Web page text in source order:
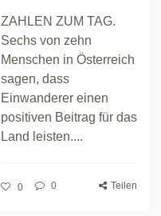
ZAHLEN ZUM TAG.
Sechs von zehn
Menschen in Österreich
sagen, dass
Einwanderer einen
positiven Beitrag für das
Land leisten....
0 0 Teilen